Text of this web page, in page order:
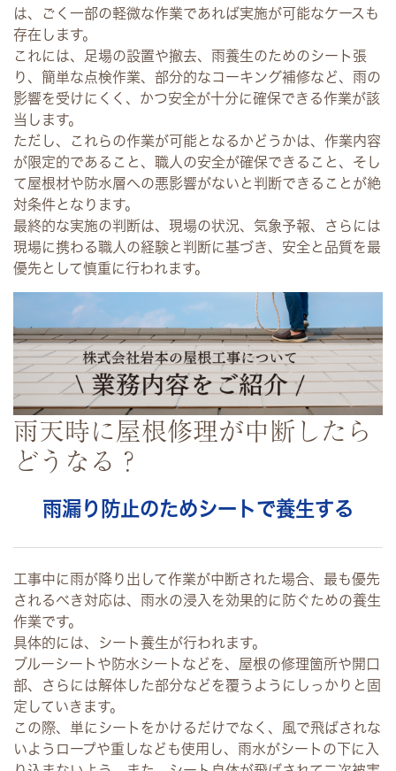
は、ごく一部の軽微な作業であれば実施が可能なケースも
存在します。
これには、足場の設置や撤去、雨養生のためのシート張
り、簡単な点検作業、部分的なコーキング補修など、雨の
影響を受けにくく、かつ安全が十分に確保できる作業が該
当します。
ただし、これらの作業が可能となるかどうかは、作業内容
が限定的であること、職人の安全が確保できること、そし
て屋根材や防水層への悪影響がないと判断できることが絶
対条件となります。
最終的な実施の判断は、現場の状況、気象予報、さらには
現場に携わる職人の経験と判断に基づき、安全と品質を最
優先として慎重に行われます。
雨天時に屋根修理が中断したら
どうなる？
雨漏り防止のためシートで養生する
工事中に雨が降り出して作業が中断された場合、最も優先
されるべき対応は、雨水の浸入を効果的に防ぐための養生
作業です。
具体的には、シート養生が行われます。
ブルーシートや防水シートなどを、屋根の修理箇所や開口
部、さらには解体した部分などを覆うようにしっかりと固
定していきます。
この際、単にシートをかけるだけでなく、風で飛ばされな
いようロープや重しなども使用し、雨水がシートの下に入